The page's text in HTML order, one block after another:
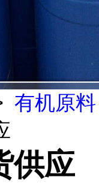
有机原料
供应